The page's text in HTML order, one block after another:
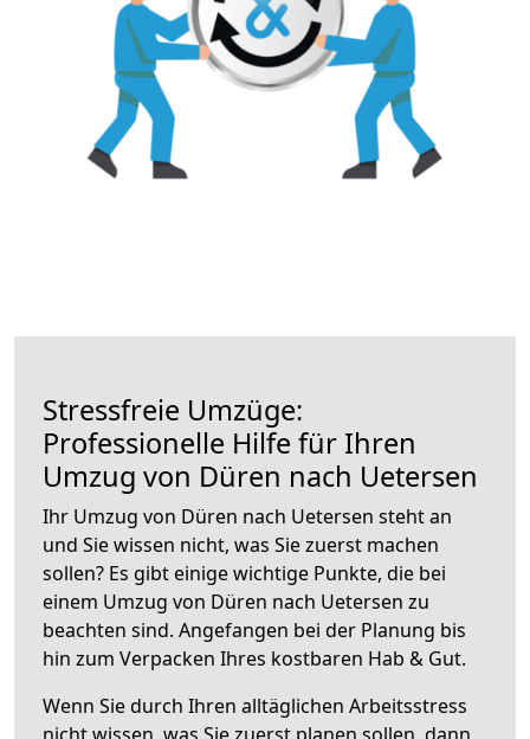
Stressfreie Umzüge:
Professionelle Hilfe für Ihren
Umzug von Düren nach Uetersen
Ihr Umzug von Düren nach Uetersen steht an
und Sie wissen nicht, was Sie zuerst machen
sollen? Es gibt einige wichtige Punkte, die bei
einem Umzug von Düren nach Uetersen zu
beachten sind. Angefangen bei der Planung bis
hin zum Verpacken Ihres kostbaren Hab & Gut.
Wenn Sie durch Ihren alltäglichen Arbeitsstress